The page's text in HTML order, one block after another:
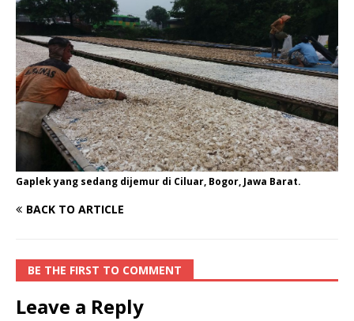
Gaplek yang sedang dijemur di Ciluar, Bogor, Jawa Barat.
BACK TO ARTICLE
BE THE FIRST TO COMMENT
Leave a Reply